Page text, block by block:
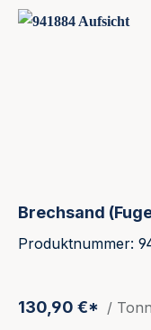
Brechsand
Produktnummer:
130,90 €* /